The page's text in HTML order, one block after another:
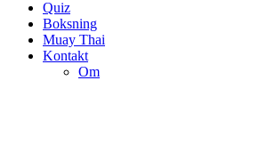
Quiz
Boksning
Muay Thai
Kontakt
Om